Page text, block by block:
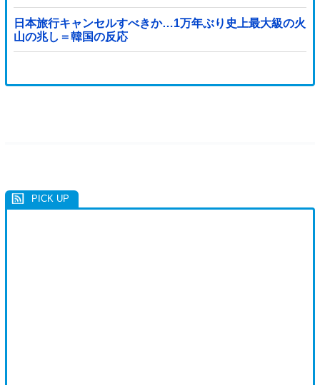
日本旅行キャンセルすべきか…1万年ぶり史上最大級の火
山の兆し＝韓国の反応